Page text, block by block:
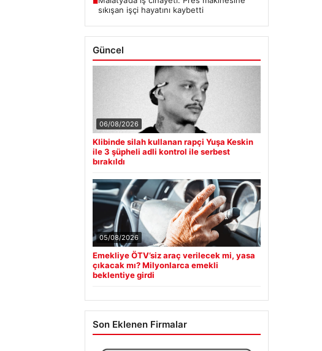
sıkışan işçi hayatını kaybetti
Güncel
06/08/2026
Klibinde silah kullanan rapçi Yuşa Keskin
ile 3 şüpheli adli kontrol ile serbest
bırakıldı
05/08/2026
Emekliye ÖTV’siz araç verilecek mi, yasa
çıkacak mı? Milyonlarca emekli
beklentiye girdi
Son Eklenen Firmalar